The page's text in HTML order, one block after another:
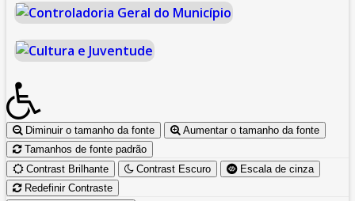
Diminuir o tamanho da fonte
Aumentar o tamanho da fonte
Tamanhos de fonte padrão
Contrast Brilhante
Contrast Escuro
Escala de cinza
Redefinir Contraste